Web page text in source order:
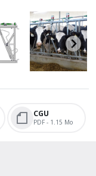
CGU
PDF - 1.15 Mo